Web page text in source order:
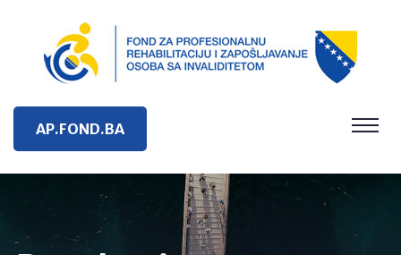
AP.FOND.BA